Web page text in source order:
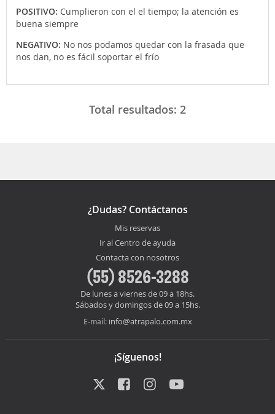
POSITIVO: Cumplieron con el el tiempo; la atención es
buena siempre
NEGATIVO: No nos podamos quedar con la frasada que
nos dan, no es fácil soportar el frío
Total resultados: 2
¿Dudas? Contáctanos
Mis reservas
Ir al Centro de ayuda
Contacta con nosotros
(55) 8526-3288
De lunes a viernes de 09 a 18hs.
Sábados y domingos de 09 a 15hs.
E-mail: info@atrapalo.com.mx
¡Síguenos!